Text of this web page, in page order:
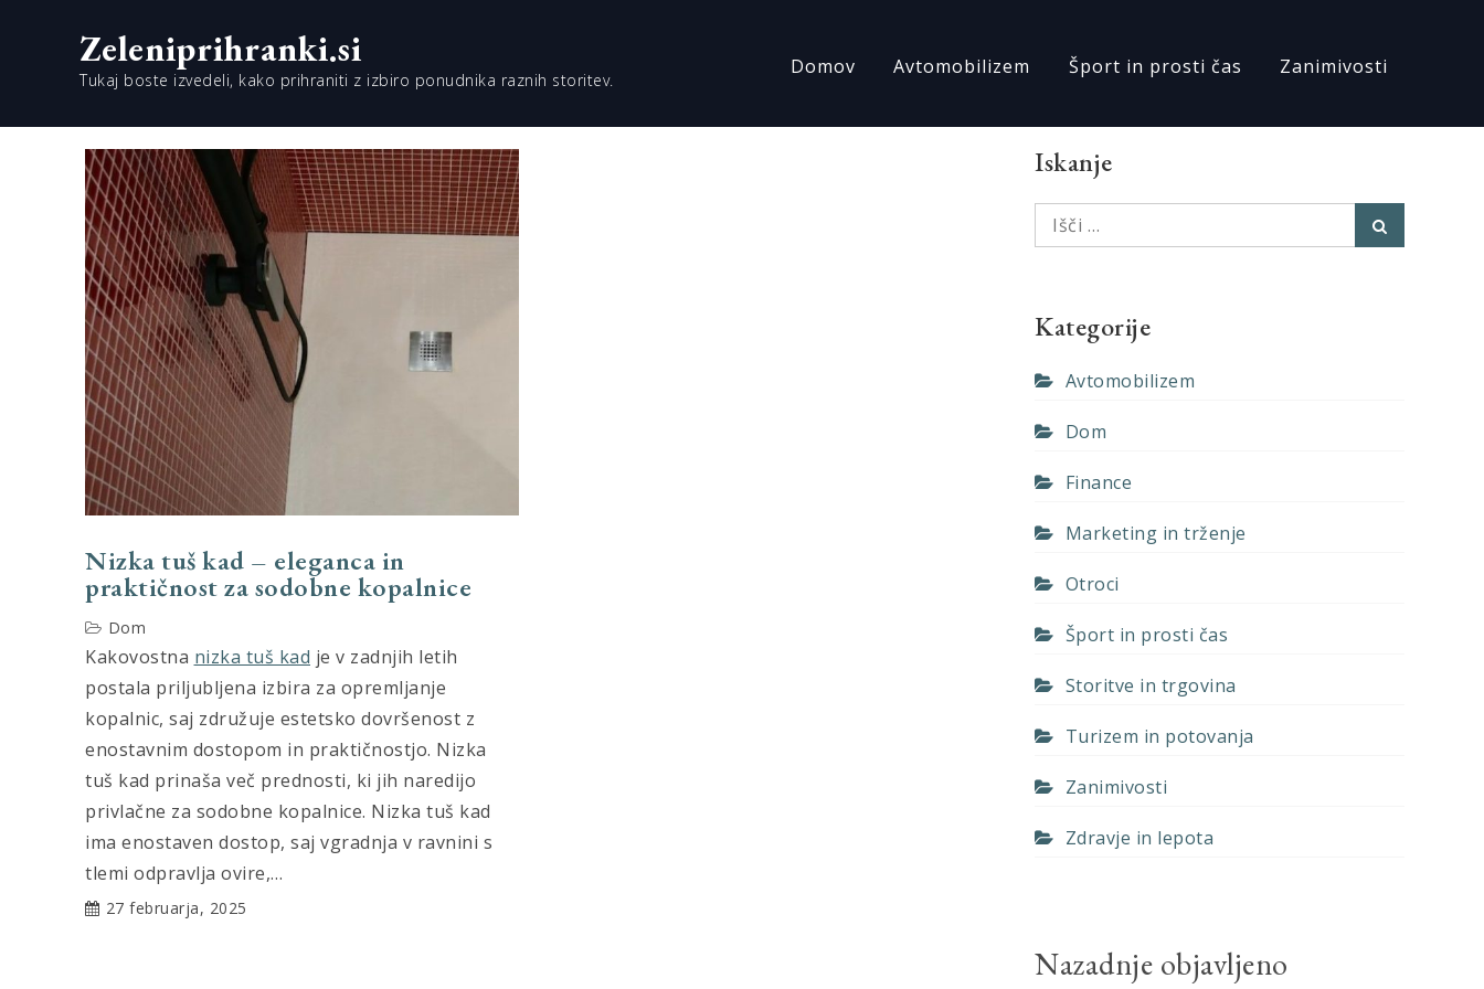
Zeleniprihranki.si
Tukaj boste izvedeli, kako prihraniti z izbiro ponudnika raznih storitev.
Domov Avtomobilizem Šport in prosti čas Zanimivosti
Nizka tuš kad – eleganca in
praktičnost za sodobne kopalnice
Dom
Kakovostna nizka tuš kad je v zadnjih letih
postala priljubljena izbira za opremljanje
kopalnic, saj združuje estetsko dovršenost z
enostavnim dostopom in praktičnostjo. Nizka
tuš kad prinaša več prednosti, ki jih naredijo
privlačne za sodobne kopalnice. Nizka tuš kad
ima enostaven dostop, saj vgradnja v ravnini s
tlemi odpravlja ovire,…
27 februarja, 2025
Iskanje
Išči:
Kategorije
Avtomobilizem
Dom
Finance
Marketing in trženje
Otroci
Šport in prosti čas
Storitve in trgovina
Turizem in potovanja
Zanimivosti
Zdravje in lepota
Nazadnje objavljeno